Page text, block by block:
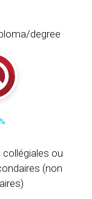
degree
ou
(non